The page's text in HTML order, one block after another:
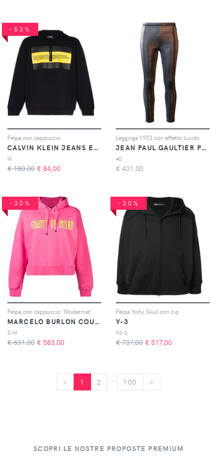
-53%
Felpa con cappuccio
CALVIN KLEIN JEANS EST. 1978
M
€ 180,00 € 84,00
Leggings 1993 con effetto lucido
JEAN PAUL GAULTIER PRE-OWNED
40
€ 431,00
-30%
Felpa con cappuccio 'Modernist'
MARCELO BURLON COUNTY OF MILAN
S-M
€ 831,00 € 583,00
-30%
Felpa Yohji Skull con zip
Y-3
XS-S
€ 737,00 € 517,00
< 1 2 100 >
SCOPRI LE NOSTRE PROPOSTE PREMIUM